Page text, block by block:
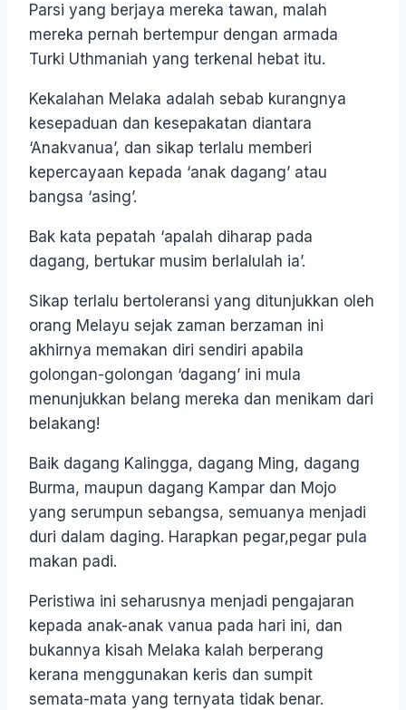
Parsi yang berjaya mereka tawan, malah
mereka pernah bertempur dengan armada
Turki Uthmaniah yang terkenal hebat itu.
Kekalahan Melaka adalah sebab kurangnya
kesepaduan dan kesepakatan diantara
‘Anakvanua’, dan sikap terlalu memberi
kepercayaan kepada ‘anak dagang’ atau
bangsa ‘asing’.
Bak kata pepatah ‘apalah diharap pada
dagang, bertukar musim berlalulah ia’.
Sikap terlalu bertoleransi yang ditunjukkan oleh
orang Melayu sejak zaman berzaman ini
akhirnya memakan diri sendiri apabila
golongan-golongan ‘dagang’ ini mula
menunjukkan belang mereka dan menikam dari
belakang!
Baik dagang Kalingga, dagang Ming, dagang
Burma, maupun dagang Kampar dan Mojo
yang serumpun sebangsa, semuanya menjadi
duri dalam daging. Harapkan pegar,pegar pula
makan padi.
Peristiwa ini seharusnya menjadi pengajaran
kepada anak-anak vanua pada hari ini, dan
bukannya kisah Melaka kalah berperang
kerana menggunakan keris dan sumpit
semata-mata yang ternyata tidak benar.